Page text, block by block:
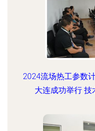
2024流场热工参数
大连成功举行